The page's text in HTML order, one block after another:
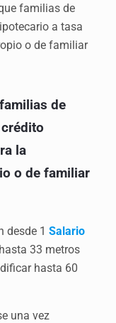
familias de
a tasa
o de familiar
de
la
o de familiar
desde 1 Salario
33 metros
hasta 60
una vez